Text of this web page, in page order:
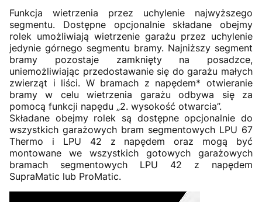
Funkcja wietrzenia przez uchylenie najwyższego
segmentu. Dostępne opcjonalnie składane obejmy
rolek umożliwiają wietrzenie garażu przez uchylenie
jedynie górnego segmentu bramy. Najniższy segment
bramy pozostaje zamknięty na posadzce,
uniemożliwiając przedostawanie się do garażu małych
zwierząt i liści. W bramach z napędem* otwieranie
bramy w celu wietrzenia garażu odbywa się za
pomocą funkcji napędu „2. wysokość otwarcia”.
Składane obejmy rolek są dostępne opcjonalnie do
wszystkich garażowych bram segmentowych LPU 67
Thermo i LPU 42 z napędem oraz mogą być
montowane we wszystkich gotowych garażowych
bramach segmentowych LPU 42 z napędem
SupraMatic lub ProMatic.